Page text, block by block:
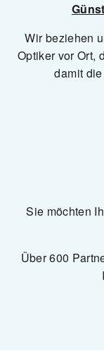
Wir beziehen
Optiker vor Ort,
damit
Sie möchten
Über 600